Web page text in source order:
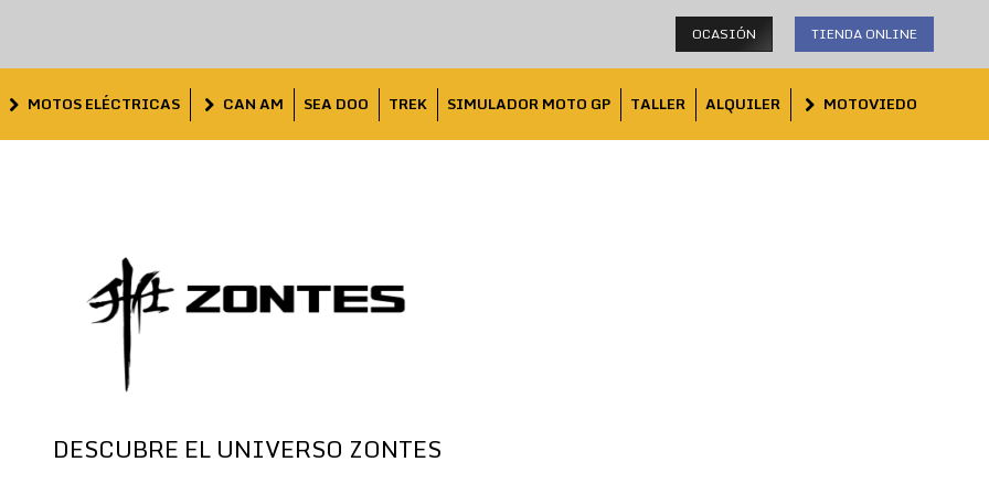
OCASIÓN TIENDA ONLINE
MOTOS ELÉCTRICAS CAN AM SEA DOO TREK SIMULADOR MOTO GP TALLER ALQUILER MOTOVIEDO
DESCUBRE EL UNIVERSO ZONTES